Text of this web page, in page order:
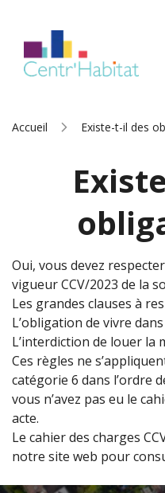
Accueil Existe-t-il des
Oui, vous devez
vigueur CCV/2023 de la
Les grandes clauses à
L’obligation de vivre
L’interdiction de louer la
Ces règles ne
catégorie 6 dans l’ordre
vous n’avez pas eu le
acte.
Le cahier des charges
notre site web pour